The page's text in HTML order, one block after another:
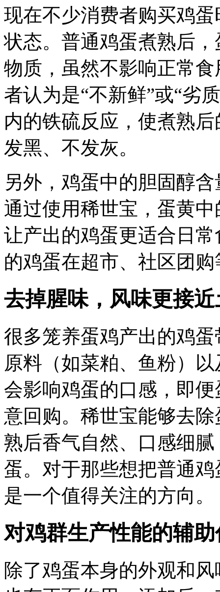
现在不少消费者购买鸡
状态。普通鸡蛋煮熟后
物质，虽然不影响正常
者认为是“不新鲜”或“劣
内的铁硫反应，使煮熟
发黑、不发灰。
另外，鸡蛋中的胆固醇
通过使用稀世宝，蛋黄
让产出的鸡蛋更适合日
的鸡蛋在超市、社区团
去掉腥味，风味更接
很多笼养蛋鸡产出的鸡
原料（如菜粕、鱼粉）
会影响鸡蛋的口感，即
意回购。稀世宝能够去
熟后香气自然、口感细
蛋。对于那些想把普通
是一个值得关注的方向。
对鸡群生产性能的辅
除了鸡蛋本身的外观和